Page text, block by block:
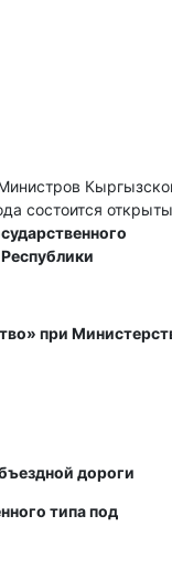
состоится
при
дороги
типа под